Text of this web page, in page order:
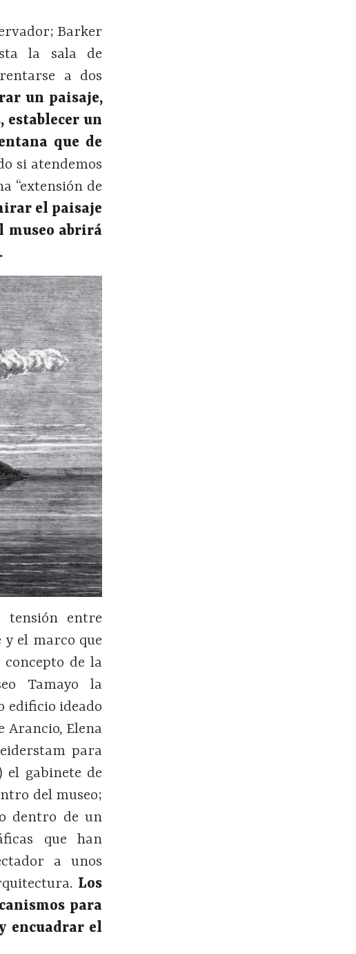
Barker
la sala de
a dos
un paisaje,
establecer un
que de
si atendemos
“extensión de
el paisaje
abrirá
tensión entre
el marco que
de la
Tamayo la
edificio ideado
Arancio, Elena
para
el gabinete de
del museo;
dentro de un
que han
a unos
Los
para
encuadrar el